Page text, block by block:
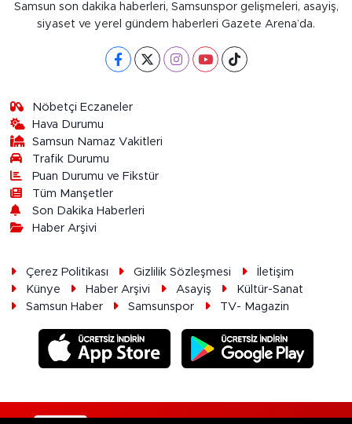
Samsun son dakika haberleri, Samsunspor gelişmeleri, asayiş,
siyaset ve yerel gündem haberleri Gazete Arena’da.
Nöbetçi Eczaneler
Hava Durumu
Samsun Namaz Vakitleri
Trafik Durumu
Puan Durumu ve Fikstür
Tüm Manşetler
Son Dakika Haberleri
Haber Arşivi
Çerez Politikası Gizlilik Sözleşmesi
İletişim
Künye
Haber Arşivi Asayiş
Kültür-Sanat
Samsun Haber
Samsunspor TV- Magazin